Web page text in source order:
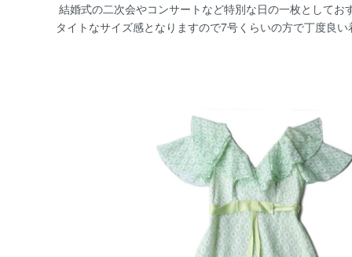
結婚式の二次会やコンサートなど特別な日の一枚としてお
タイトなサイズ感となりますので7号くらいの方で丁度良